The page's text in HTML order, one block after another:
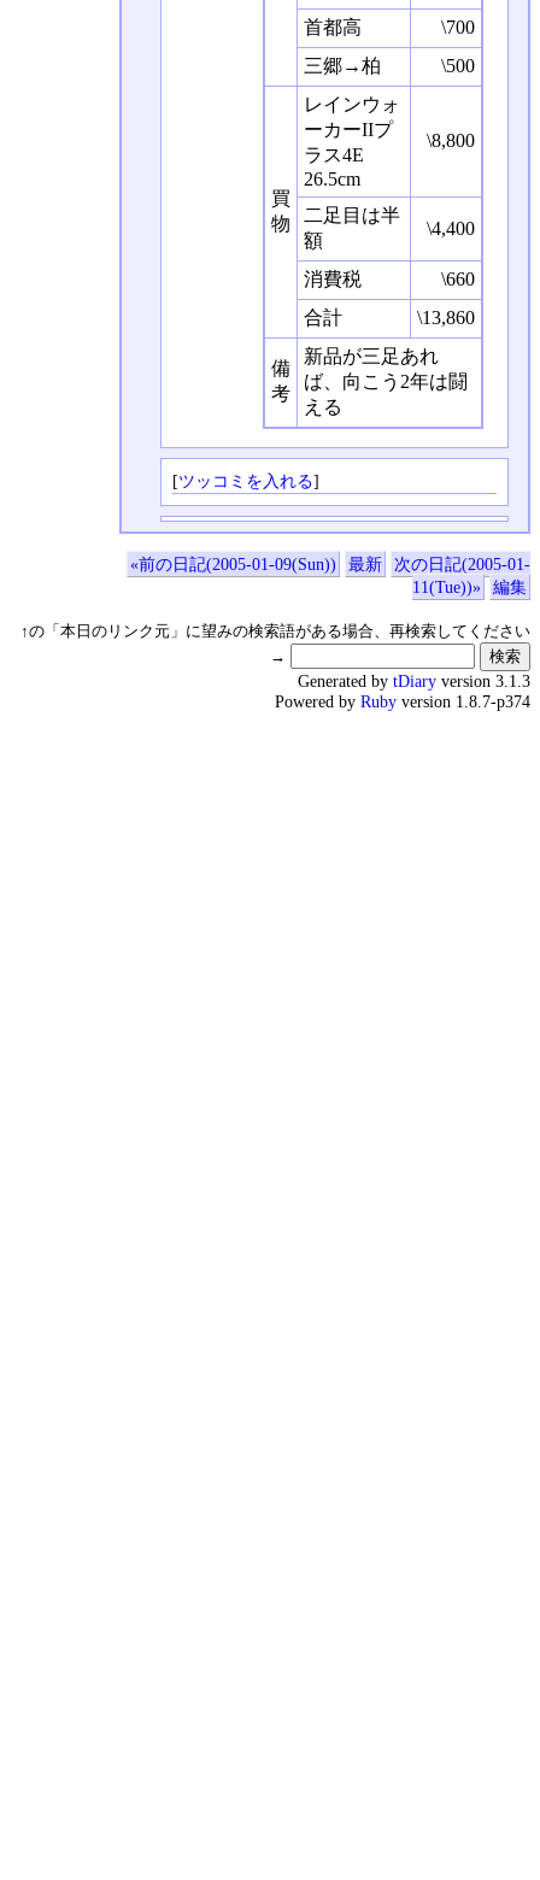
首都高
\700
三郷→柏
\500
買
物
レインウォ
ーカーIIプ
ラス4E
26.5cm
\8,800
二足目は半
額
\4,400
消費税
\660
合計
\13,860
備
考
新品が三足あれ
ば、向こう2年は闘
える
[ツッコミを入れる]
«前の日記(2005-01-09(Sun)) 最新
次の日記(2005-01-
11(Tue))»
編集
↑の「本日のリンク元」に望みの検索語がある場合、再検索してください
→
Generated by tDiary version 3.1.3
Powered by Ruby version 1.8.7-p374